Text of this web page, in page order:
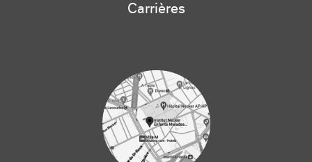
Carrières